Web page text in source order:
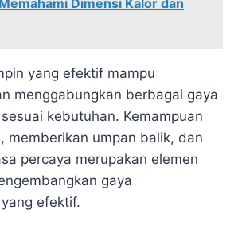
yang efektif mampu
menggabungkan berbagai gaya
kebutuhan. Kemampuan
memberikan umpan balik, dan
percaya merupakan elemen
gaya
efektif.